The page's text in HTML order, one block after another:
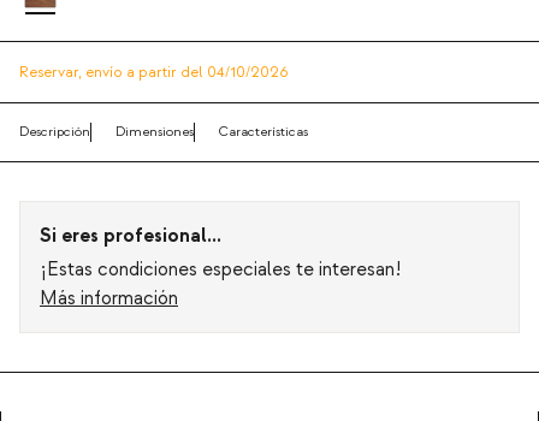
Reservar, envío a partir del 04/10/2026
Descripción Dimensiones Características
Si eres profesional...
¡Estas condiciones especiales te interesan!
Más información